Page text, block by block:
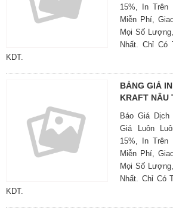
15%, In Trên
Miễn Phí,
Mọi Số
Nhất. Chỉ
KDT.
BẢNG GIÁ
KRAFT NÂU
Báo Giá
Giá Luôn
15%, In Trên
Miễn Phí,
Mọi Số
Nhất. Chỉ Có
KDT.